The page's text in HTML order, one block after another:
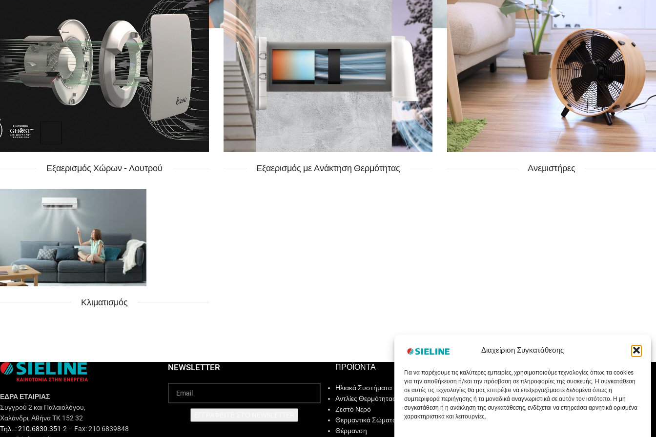
Διαχείριση Συγκατάθεσης
Για να παρέχουμε τις καλύτερες εμπειρίες, χρησιμοποιούμε τεχνολογίες όπως τα cookies
για την αποθήκευση ή/και την πρόσβαση σε πληροφορίες της συσκευής. Η συγκατάθεση
σε αυτές τις τεχνολογίες θα μας επιτρέψει να επεξεργαζόμαστε δεδομένα όπως η
συμπεριφορά περιήγησης ή τα μοναδικά αναγνωριστικά σε αυτόν τον ιστότοπο. Η μη
συγκατάθεση ή η ανάκληση της συγκατάθεσης, ενδέχεται να επηρεάσει αρνητικά ορισμένα
χαρακτηριστικά και λειτουργίες.
Εξαερισμός Χώρων - Λουτρού Εξαερισμός με Ανάκτηση Θερμότητας Ανεμιστήρες
Κλιματισμός
ΕΔΡΑ ΕΤΑΙΡΙΑΣ
Συγγρού 2 και Παλαιολόγου,
Χαλάνδρι, Αθήνα TK 152 32
Τηλ..: 210.6830.351-2 – Fax: 210 6839848
NEWSLETTER ΠΡΟΪΟΝΤΑ
Ηλιακά Συστήματα
Αντλίες Θερμότητας
Ζεστό Νερό
Θερμαντικά Σώματα
Θέρμανση
Ενημερωτικά Άρθρα
Γνωρίζετε ότι…
Συνεντεύξεις
Εκθέσεις
Εγγραφή Συνεργάτη
Τεχνική Υποστήριξη
Εκπαιδευτικά Σεμινάρια